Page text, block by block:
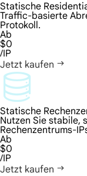
Statische
Traffic-basierte
Protokoll.
Ab
$0
/IP
Jetzt kaufen
Statische
Nutzen Sie stabile,
Rechenzentrums-
Ab
$0
/IP
Jetzt kaufen